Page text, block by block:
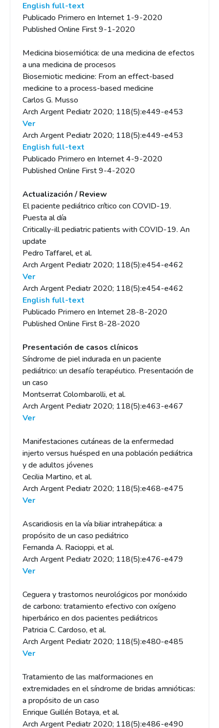
English full-text
Publicado Primero en Internet 1-9-2020
Published Online First 9-1-2020
Medicina biosemiótica: de una medicina de efectos
a una medicina de procesos
Biosemiotic medicine: From an effect-based
medicine to a process-based medicine
Carlos G. Musso
Arch Argent Pediatr 2020; 118(5):e449-e453
Ver
Arch Argent Pediatr 2020; 118(5):e449-e453
English full-text
Publicado Primero en Internet 4-9-2020
Published Online First 9-4-2020
Actualización / Review
El paciente pediátrico crítico con COVID-19.
Puesta al día
Critically-ill pediatric patients with COVID-19. An
update
Pedro Taffarel, et al.
Arch Argent Pediatr 2020; 118(5):e454-e462
Ver
Arch Argent Pediatr 2020; 118(5):e454-e462
English full-text
Publicado Primero en Internet 28-8-2020
Published Online First 8-28-2020
Presentación de casos clínicos
Síndrome de piel indurada en un paciente
pediátrico: un desafío terapéutico. Presentación de
un caso
Montserrat Colombarolli, et al.
Arch Argent Pediatr 2020; 118(5):e463-e467
Ver
Manifestaciones cutáneas de la enfermedad
injerto versus huésped en una población pediátrica
y de adultos jóvenes
Cecilia Martino, et al.
Arch Argent Pediatr 2020; 118(5):e468-e475
Ver
Ascaridiosis en la vía biliar intrahepática: a
propósito de un caso pediátrico
Fernanda A. Racioppi, et al.
Arch Argent Pediatr 2020; 118(5):e476-e479
Ver
Ceguera y trastornos neurológicos por monóxido
de carbono: tratamiento efectivo con oxígeno
hiperbárico en dos pacientes pediátricos
Patricia C. Cardoso, et al.
Arch Argent Pediatr 2020; 118(5):e480-e485
Ver
Tratamiento de las malformaciones en
extremidades en el síndrome de bridas amnióticas:
a propósito de un caso
Enrique Guillén Botaya, et al.
Arch Argent Pediatr 2020; 118(5):e486-e490